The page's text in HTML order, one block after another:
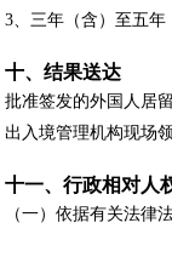
3、三年（含）至五年
十、结果送达
批准签发的外国人居
出入境管理机构现场领
十一、行政相对人
（一）依据有关法律